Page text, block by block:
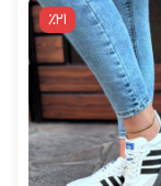
٪21